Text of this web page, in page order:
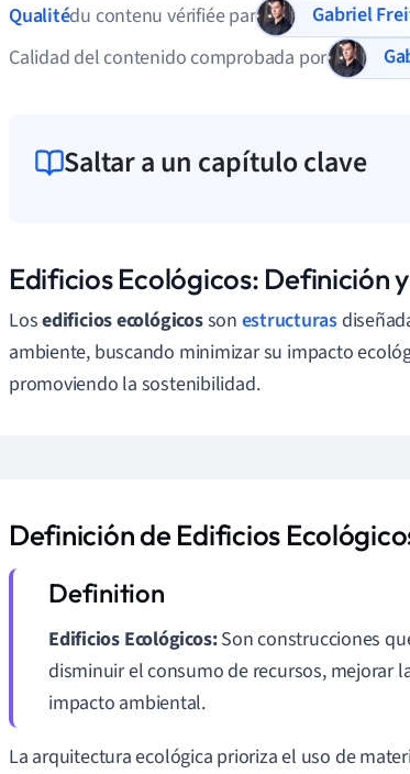
Qualitédu contenu vérifiée par
Gabriel
Calidad del contenido comprobada por
Saltar a un capítulo clave
Edificios Ecológicos: Definición
Losedificios ecológicosson estructuras
ambiente, buscando minimizar su impacto
promoviendo la sostenibilidad.
Definición de Edificios
Edificios Ecológicos:Son construcciones
disminuir el consumo de recursos, mejorar
impacto ambiental.
La arquitectura ecológica prioriza el uso de